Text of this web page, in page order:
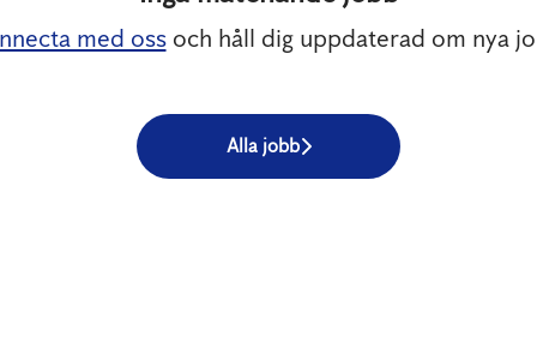
med ossoch håll dig uppdaterad om nya
Alla jobb